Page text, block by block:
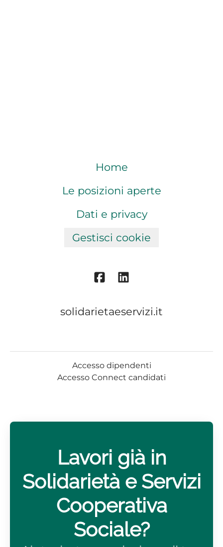
Home
Le posizioni aperte
Dati e privacy
Gestisci cookie
solidarietaeservizi.it
Accesso dipendenti
Accesso Connect candidati
Lavori già in
Solidarietà e Servizi
Cooperativa
Sociale?